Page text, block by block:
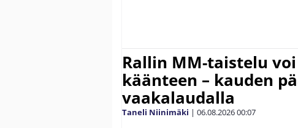
Rallin MM-taistelu
käänteen – kauden
vaakalaudalla
Taneli Niinimäki | 06.08.202600:07